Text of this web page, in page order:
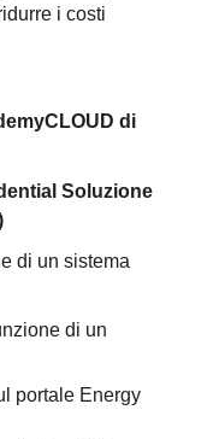
i costi
di
Soluzione
di un sistema
di un
portale Energy